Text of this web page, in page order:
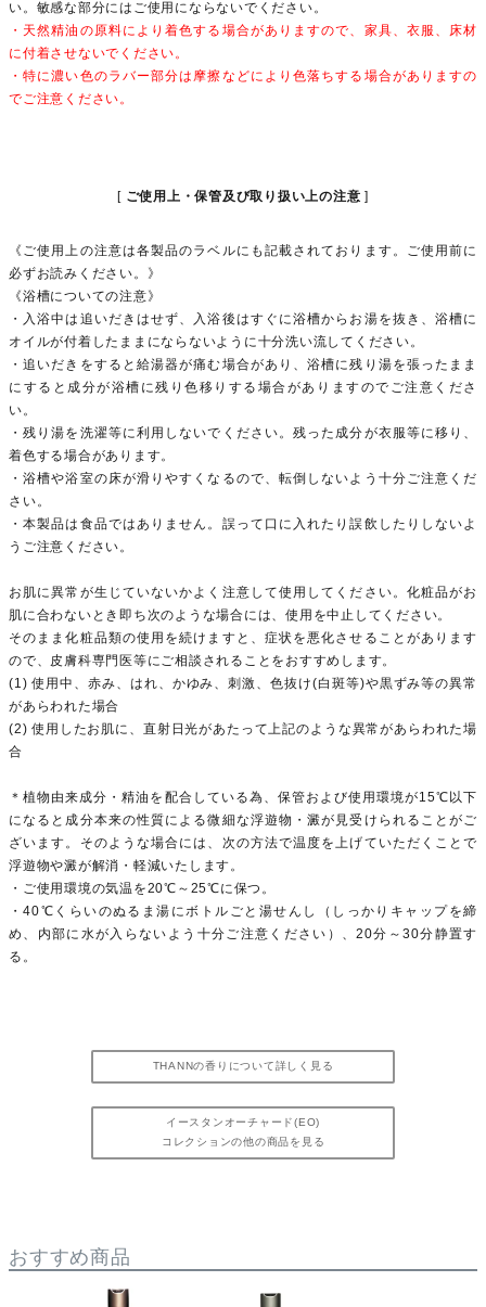
い。敏感な部分にはご使用にならないでください。
・天然精油の原料により着色する場合がありますので、家具、衣服、床材
に付着させないでください。
・特に濃い色のラバー部分は摩擦などにより色落ちする場合がありますの
でご注意ください。
ご使用上・保管及び取り扱い上の注意
《ご使用上の注意は各製品のラベルにも記載されております。ご使用前に
必ずお読みください。》
《浴槽についての注意》
・入浴中は追いだきはせず、入浴後はすぐに浴槽からお湯を抜き、浴槽に
オイルが付着したままにならないように十分洗い流してください。
・追いだきをすると給湯器が痛む場合があり、浴槽に残り湯を張ったまま
にすると成分が浴槽に残り色移りする場合がありますのでご注意くださ
い。
・残り湯を洗濯等に利用しないでください。残った成分が衣服等に移り、
着色する場合があります。
・浴槽や浴室の床が滑りやすくなるので、転倒しないよう十分ご注意くだ
さい。
・本製品は食品ではありません。誤って口に入れたり誤飲したりしないよ
うご注意ください。
お肌に異常が生じていないかよく注意して使用してください。化粧品がお
肌に合わないとき即ち次のような場合には、使用を中止してください。
そのまま化粧品類の使用を続けますと、症状を悪化させることがあります
ので、皮膚科専門医等にご相談されることをおすすめします。
(1) 使用中、赤み、はれ、かゆみ、刺激、色抜け(白斑等)や黒ずみ等の異常
があらわれた場合
(2) 使用したお肌に、直射日光があたって上記のような異常があらわれた場
合
＊植物由来成分・精油を配合している為、保管および使用環境が15℃以下
になると成分本来の性質による微細な浮遊物・澱が見受けられることがご
ざいます。そのような場合には、次の方法で温度を上げていただくことで
浮遊物や澱が解消・軽減いたします。
・ご使用環境の気温を20℃～25℃に保つ。
・40℃くらいのぬるま湯にボトルごと湯せんし（しっかりキャップを締
め、内部に水が入らないよう十分ご注意ください）、20分～30分静置す
る。
THANNの香りについて詳しく見る
イースタンオーチャード(EO)
コレクションの他の商品を見る
おすすめ商品